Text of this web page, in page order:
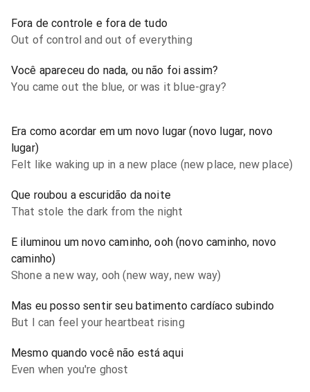
Fora de controle e fora de tudo
Out of control and out of everything
Você apareceu do nada, ou não foi assim?
You came out the blue, or was it blue-gray?
Era como acordar em um novo lugar (novo lugar, novo
lugar)
Felt like waking up in a new place (new place, new place)
Que roubou a escuridão da noite
That stole the dark from the night
E iluminou um novo caminho, ooh (novo caminho, novo
caminho)
Shone a new way, ooh (new way, new way)
Mas eu posso sentir seu batimento cardíaco subindo
But I can feel your heartbeat rising
Mesmo quando você não está aqui
Even when you're ghost